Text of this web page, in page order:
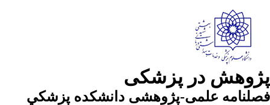
پژوهش در پزشکی
فصلنامه علمی-پژوهشی دانشکده پزشکي